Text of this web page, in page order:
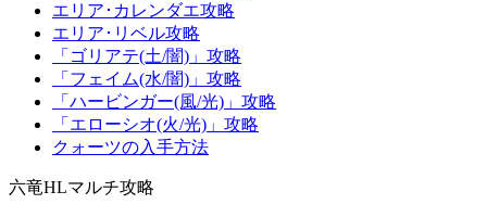
エリア･カレンダエ攻略
エリア･リベル攻略
「ゴリアテ(土/闇)」攻略
「フェイム(水/闇)」攻略
「ハービンガー(風/光)」攻略
「エローシオ(火/光)」攻略
クォーツの入手方法
六竜HLマルチ攻略